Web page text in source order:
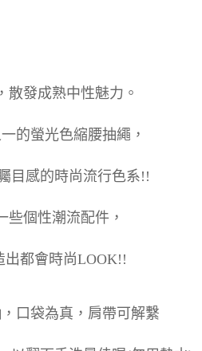
散發成熟中性魅力。
的螢光色縮腰抽繩，
目感的時尚流行色系!!
些個性潮流配件，
出都會時尚LOOK!!
口袋為真，肩帶可解繫